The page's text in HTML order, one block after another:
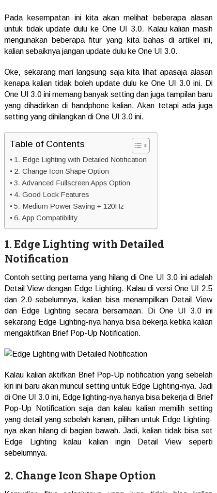
Pada kesempatan ini kita akan melihat beberapa alasan
untuk tidak update dulu ke One UI 3.0. Kalau kalian masih
mengunakan beberapa fitur yang kita bahas di artikel ini,
kalian sebaiknya jangan update dulu ke One UI 3.0.
Oke, sekarang mari langsung saja kita lihat apasaja alasan
kenapa kalian tidak boleh update dulu ke One UI 3.0 ini. Di
One UI 3.0 ini memang banyak setting dan juga tampilan baru
yang dihadirkan di handphone kalian. Akan tetapi ada juga
setting yang dihilangkan di One UI 3.0 ini.
Table of Contents
1. Edge Lighting with Detailed Notification
2. Change Icon Shape Option
3. Advanced Fullscreen Apps Option
4. Good Lock Features
5. Medium Power Saving + 120Hz
6. App Compatibility
1. Edge Lighting with Detailed
Notification
Contoh setting pertama yang hilang di One UI 3.0 ini adalah
Detail View dengan Edge Lighting. Kalau di versi One UI 2.5
dan 2.0 sebelumnya, kalian bisa menampilkan Detail View
dan Edge Lighting secara bersamaan. Di One UI 3.0 ini
sekarang Edge Lighting-nya hanya bisa bekerja ketika kalian
mengaktifkan Brief Pop-Up Notification.
Kalau kalian aktifkan Brief Pop-Up notification yang sebelah
kiri ini baru akan muncul setting untuk Edge Lighting-nya. Jadi
di One UI 3.0 ini, Edge lighting-nya hanya bisa bekerja di Brief
Pop-Up Notification saja dan kalau kalian memilih setting
yang detail yang sebelah kanan, pilihan untuk Edge Lighting-
nya akan hilang di bagian bawah. Jadi, kalian tidak bisa set
Edge Lighting kalau kalian ingin Detail View seperti
sebelumnya.
2. Change Icon Shape Option